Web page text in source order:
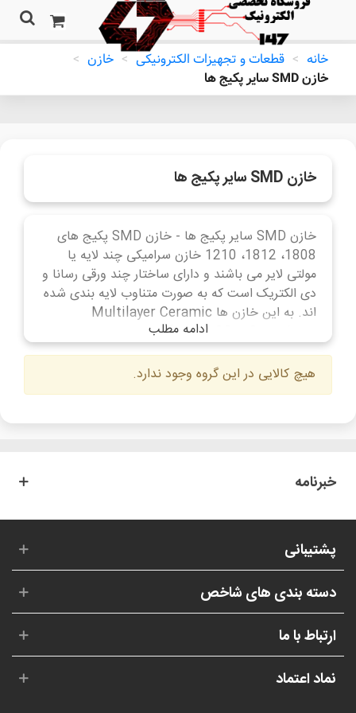
خانه > قطعات و تجهیزات الکترونیکی > خازن >
خازن SMD سایر پکیج ها
خازن SMD سایر پکیج ها
خازن SMD سایر پکیج ها - خازن SMD پکیج های
1808، 1812، 1210 خازن سرامیکی چند لایه یا
مولتی لایر می باشند و دارای ساختار چند ورقی رسانا و
دی الکتریک است که به صورت متناوب لایه بندی شده
اند. به این خازن ها Multilayer Ceramic
ادامه مطلب
هیچ کالایی در این گروه وجود ندارد.
خبرنامه
پشتیبانی
دسته بندی های شاخص
ارتباط با ما
نماد اعتماد